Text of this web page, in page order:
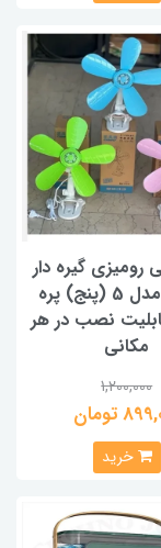
رومیزی گیره دار
خارجی مدل 5 (پنج) پره
نصب در هر
مکانی
1,200,000
تومان
خرید